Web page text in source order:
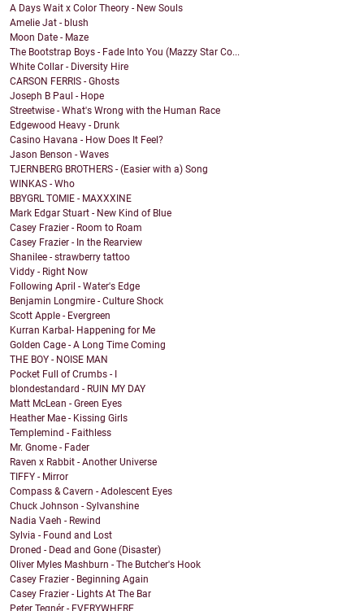
A Days Wait x Color Theory - New Souls
Amelie Jat - blush
Moon Date - Maze
The Bootstrap Boys - Fade Into You (Mazzy Star Co...
White Collar - Diversity Hire
CARSON FERRIS - Ghosts
Joseph B Paul - Hope
Streetwise - What's Wrong with the Human Race
Edgewood Heavy - Drunk
Casino Havana - How Does It Feel?
Jason Benson - Waves
TJERNBERG BROTHERS - (Easier with a) Song
WINKAS - Who
BBYGRL TOMIE - MAXXXINE
Mark Edgar Stuart - New Kind of Blue
Casey Frazier - Room to Roam
Casey Frazier - In the Rearview
Shanilee - strawberry tattoo
Viddy - Right Now
Following April - Water's Edge
Benjamin Longmire - Culture Shock
Scott Apple - Evergreen
Kurran Karbal- Happening for Me
Golden Cage - A Long Time Coming
THE BOY - NOISE MAN
Pocket Full of Crumbs - I
blondestandard - RUIN MY DAY
Matt McLean - Green Eyes
Heather Mae - Kissing Girls
Templemind - Faithless
Mr. Gnome - Fader
Raven x Rabbit - Another Universe
TIFFY - Mirror
Compass & Cavern - Adolescent Eyes
Chuck Johnson - Sylvanshine
Nadia Vaeh - Rewind
Sylvia - Found and Lost
Droned - Dead and Gone (Disaster)
Oliver Myles Mashburn - The Butcher's Hook
Casey Frazier - Beginning Again
Casey Frazier - Lights At The Bar
Peter Tegnér - EVERYWHERE